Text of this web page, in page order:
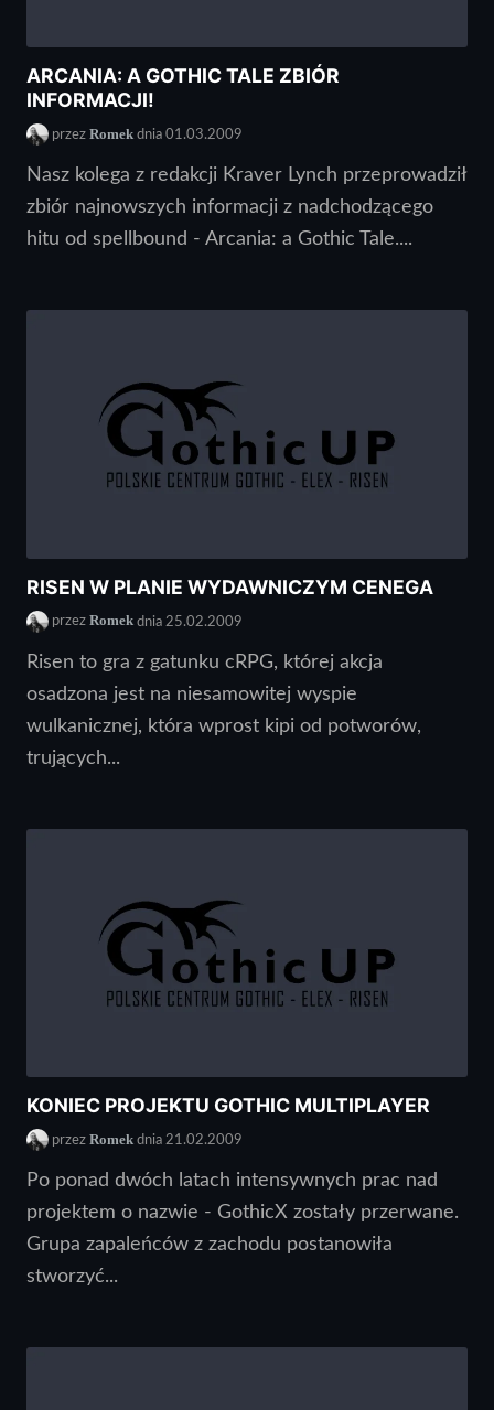
ARCANIA: A GOTHIC TALE ZBIÓR
INFORMACJI!
przez Romek dnia 01.03.2009
Nasz kolega z redakcji Kraver Lynch przeprowadził
zbiór najnowszych informacji z nadchodzącego
hitu od spellbound - Arcania: a Gothic Tale....
RISEN W PLANIE WYDAWNICZYM CENEGA
przez Romek dnia 25.02.2009
Risen to gra z gatunku cRPG, której akcja
osadzona jest na niesamowitej wyspie
wulkanicznej, która wprost kipi od potworów,
trujących...
KONIEC PROJEKTU GOTHIC MULTIPLAYER
przez Romek dnia 21.02.2009
Po ponad dwóch latach intensywnych prac nad
projektem o nazwie - GothicX zostały przerwane.
Grupa zapaleńców z zachodu postanowiła
stworzyć...